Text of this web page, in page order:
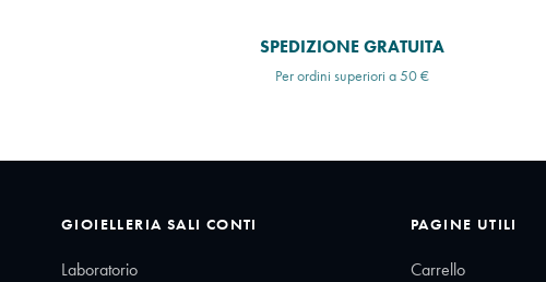
SPEDIZIONE GRATUITA
Per ordini superiori a 50 €
GIOIELLERIA SALI CONTI
Laboratorio
PAGINE UTILI
Carrello